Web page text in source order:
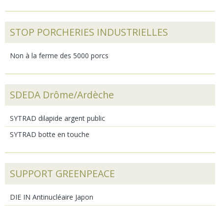
STOP PORCHERIES INDUSTRIELLES
Non à la ferme des 5000 porcs
SDEDA Drôme/Ardèche
SYTRAD dilapide argent public
SYTRAD botte en touche
SUPPORT GREENPEACE
DIE IN Antinucléaire Japon